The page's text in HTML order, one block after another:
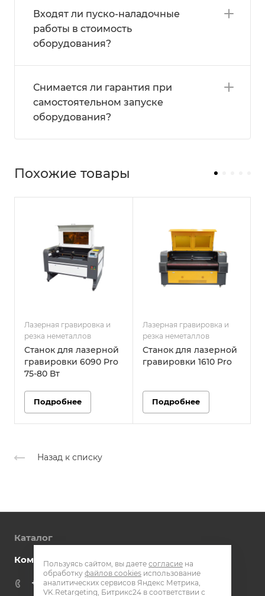
Входят ли пуско-наладочные
работы в стоимость
оборудования?
Снимается ли гарантия при
самостоятельном запуске
оборудования?
Похожие товары
Лазерная гравировка и
резка неметаллов
Станок для лазерной
гравировки 6090 Pro
75-80 Вт
Подробнее
Лазерная гравировка и
резка неметаллов
Станок для лазерной
гравировки 1610 Pro
Подробнее
Назад к списку
Каталог
Компания
+7 800 301 51 72
Пользуясь сайтом, вы даете согласие на
обработку файлов cookies использование
аналитических сервисов Яндекс Метрика,
VK.Retargeting, Битрикс24 в соответствии с